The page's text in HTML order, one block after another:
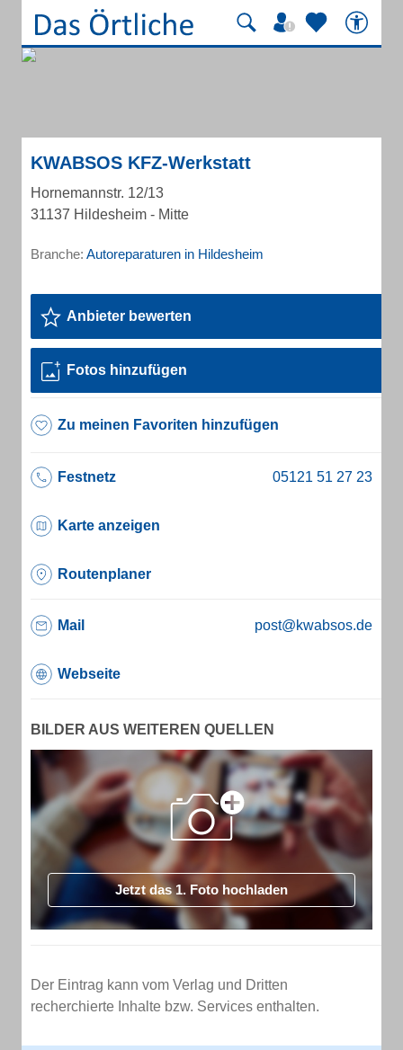
KWABSOS KFZ-Werkstatt
Hornemannstr. 12/13
31137 Hildesheim - Mitte
Branche: Autoreparaturen in Hildesheim
Anbieter bewerten
Fotos hinzufügen
Zu meinen Favoriten hinzufügen
Festnetz
Karte anzeigen
Routenplaner
Mail post@kwabsos.de
Webseite
BILDER AUS WEITEREN QUELLEN
Jetzt das 1. Foto hochladen
Der Eintrag kann vom Verlag und Dritten
recherchierte Inhalte bzw. Services enthalten.